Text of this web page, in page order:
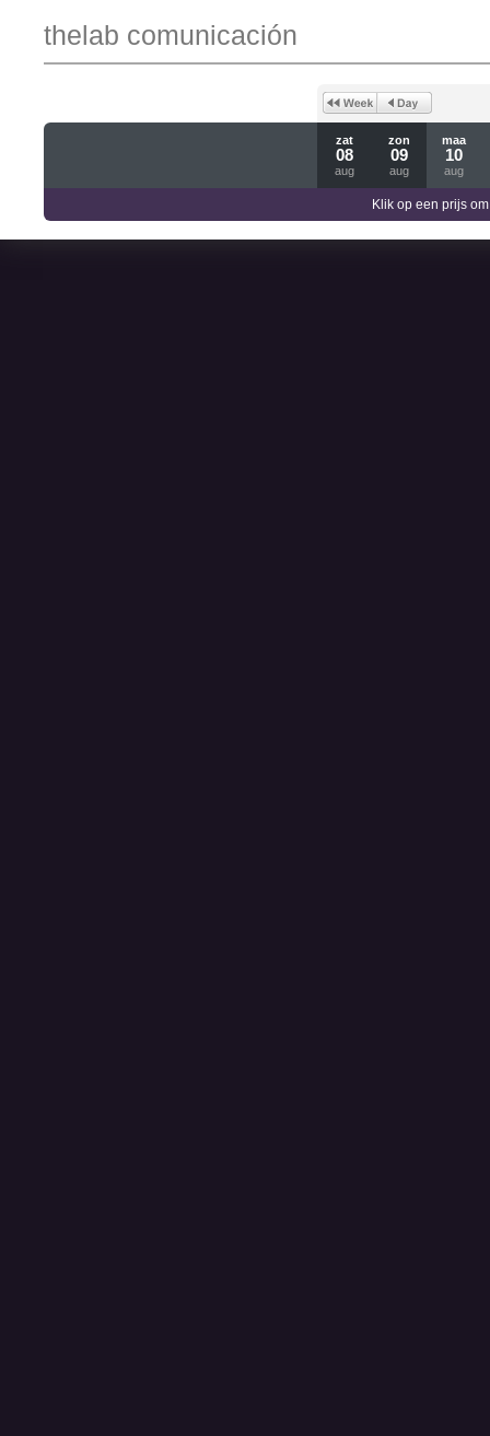
thelab comunicación
zat
08
aug
zon
09
aug
maa
10
aug
Klik op een prijs